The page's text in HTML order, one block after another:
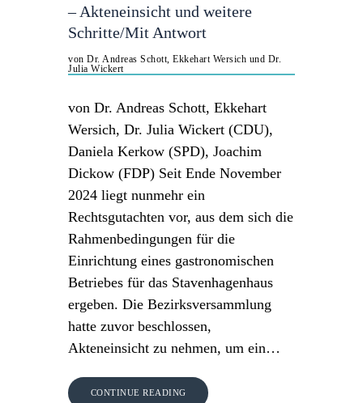
– Akteneinsicht und weitere
Schritte/Mit Antwort
von Dr. Andreas Schott, Ekkehart Wersich und Dr.
Julia Wickert
von Dr. Andreas Schott, Ekkehart
Wersich, Dr. Julia Wickert (CDU),
Daniela Kerkow (SPD), Joachim
Dickow (FDP) Seit Ende November
2024 liegt nunmehr ein
Rechtsgutachten vor, aus dem sich die
Rahmenbedingungen für die
Einrichtung eines gastronomischen
Betriebes für das Stavenhagenhaus
ergeben. Die Bezirksversammlung
hatte zuvor beschlossen,
Akteneinsicht zu nehmen, um ein…
CONTINUE READING